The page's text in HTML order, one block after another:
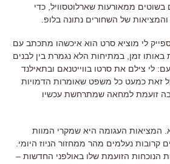
בשוטים ממאורעות שארלוטסוויל כדי
של השחורים נתונה בלופ
לי מוציא סרט הוא איכשהו מתכתב עם
זמן במתיחות הלא נגמרת בין לבנים
: לי צילם את סרטו בווייטנאם ובתאילנד
זאת כמעט כל משפט שאומרות הדמויות
זועמת למחאה שמתרחשת עכשיו
המציאות העגומה היא שמקרי המוות
קרובות נעלמים מהר ממחזור הניוז היומי
הנוכחות הזועמת שלו באולפני החדשות –